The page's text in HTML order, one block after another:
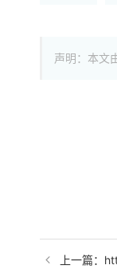
声明：本文
上一篇：